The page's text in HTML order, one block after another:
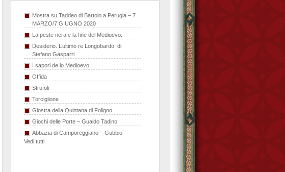
Mostra su Taddeo di Bartolo a Perugia – 7
MARZO/7 GIUGNO 2020
La peste nera e la fine del Medioevo.
Desiderio. L’ultimo re Longobardo, di
Stefano Gasparri
I sapori de lo Medioevo
Offida
Strufoli
Torciglione
Giostra della Quintana di Foligno
Giochi delle Porte – Gualdo Tadino
Abbazia di Camporeggiano – Gubbio
Vedi tutti